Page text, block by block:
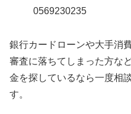
0569230235
銀行カードローンや大手消
審査に落ちてしまった方な
金を探しているなら一度相
す。